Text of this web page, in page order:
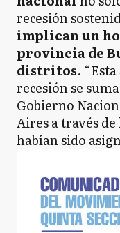
recesión
implican un
provincia de
distritos.
recesión se
Gobierno
Aires a través
habían sido